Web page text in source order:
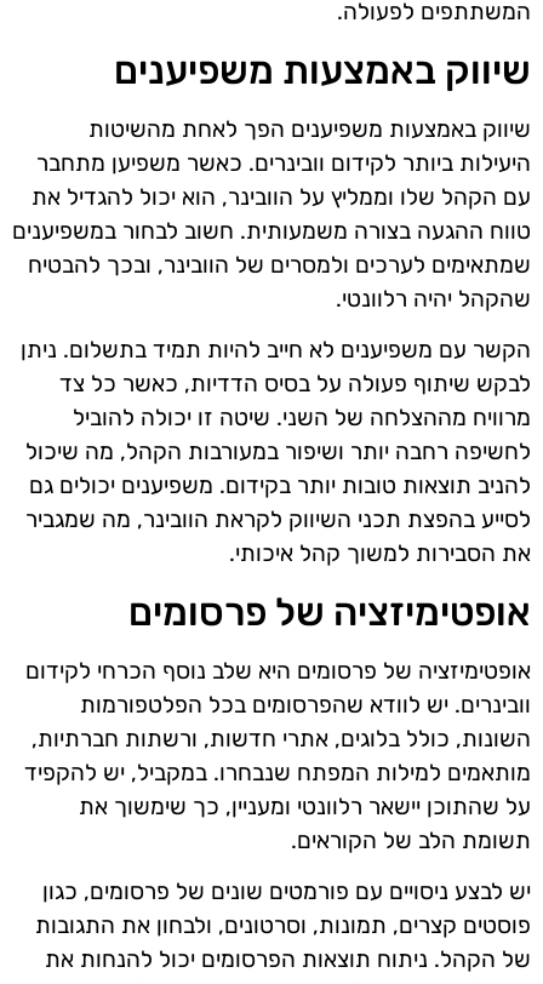
המשתתפים לפעולה.
שיווק באמצעות משפיענים
שיווק באמצעות משפיענים הפך לאחת מהשיטות
היעילות ביותר לקידום וובינרים. כאשר משפיען מתחבר
עם הקהל שלו וממליץ על הוובינר, הוא יכול להגדיל את
טווח ההגעה בצורה משמעותית. חשוב לבחור במשפיענים
שמתאימים לערכים ולמסרים של הוובינר, ובכך להבטיח
שהקהל יהיה רלוונטי.
הקשר עם משפיענים לא חייב להיות תמיד בתשלום. ניתן
לבקש שיתוף פעולה על בסיס הדדיות, כאשר כל צד
מרוויח מההצלחה של השני. שיטה זו יכולה להוביל
לחשיפה רחבה יותר ושיפור במעורבות הקהל, מה שיכול
להניב תוצאות טובות יותר בקידום. משפיענים יכולים גם
לסייע בהפצת תכני השיווק לקראת הוובינר, מה שמגביר
את הסבירות למשוך קהל איכותי.
אופטימיזציה של פרסומים
אופטימיזציה של פרסומים היא שלב נוסף הכרחי לקידום
וובינרים. יש לוודא שהפרסומים בכל הפלטפורמות
השונות, כולל בלוגים, אתרי חדשות, ורשתות חברתיות,
מותאמים למילות המפתח שנבחרו. במקביל, יש להקפיד
על שהתוכן יישאר רלוונטי ומעניין, כך שימשוך את
תשומת הלב של הקוראים.
יש לבצע ניסויים עם פורמטים שונים של פרסומים, כגון
פוסטים קצרים, תמונות, וסרטונים, ולבחון את התגובות
של הקהל. ניתוח תוצאות הפרסומים יכול להנחות את